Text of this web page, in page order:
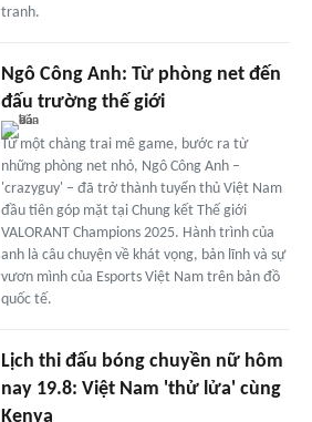
tranh.
Ngô Công Anh: Từ phòng net đến
đấu trường thế giới
Từ một chàng trai mê game, bước ra từ
những phòng net nhỏ, Ngô Công Anh –
'crazyguy' – đã trở thành tuyển thủ Việt Nam
đầu tiên góp mặt tại Chung kết Thế giới
VALORANT Champions 2025. Hành trình của
anh là câu chuyện về khát vọng, bản lĩnh và sự
vươn mình của Esports Việt Nam trên bản đồ
quốc tế.
Lịch thi đấu bóng chuyền nữ hôm
nay 19.8: Việt Nam 'thử lửa' cùng
Kenya